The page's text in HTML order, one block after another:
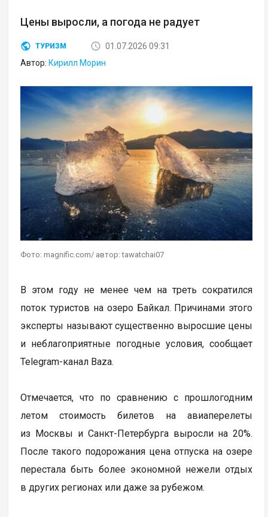
Цены выросли, а погода не радует
ТУРИЗМ
01.07.2026 09:31
Автор: Кирилл Морин
Фото: magnific.com/ автор: tawatchai07
В этом году не менее чем на треть сократился
поток туристов на озеро Байкал. Причинами этого
эксперты называют существенно выросшие цены
и неблагоприятные погодные условия, сообщает
Telegram-канал Baza.
Отмечается, что по сравнению с прошлогодним
летом стоимость билетов на авиаперелеты
из Москвы и Санкт-Петербурга выросли на 20%.
После такого подорожания цена отпуска на озере
перестала быть более экономной нежели отдых
в других регионах или даже за рубежом.